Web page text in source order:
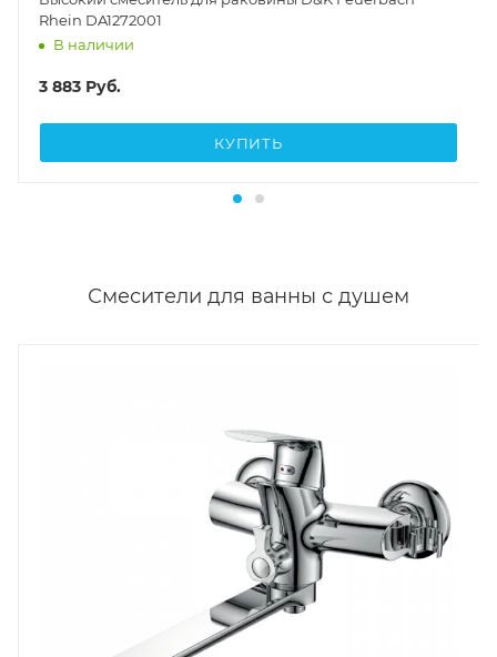
Rhein DA1272001
В наличии
3 883 Руб.
КУПИТЬ
Смесители для ванны с душем